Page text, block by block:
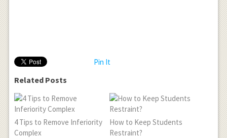
Pin It
Related Posts
4 Tips to Remove Inferiority
Complex
How to Keep Students
Restraint?